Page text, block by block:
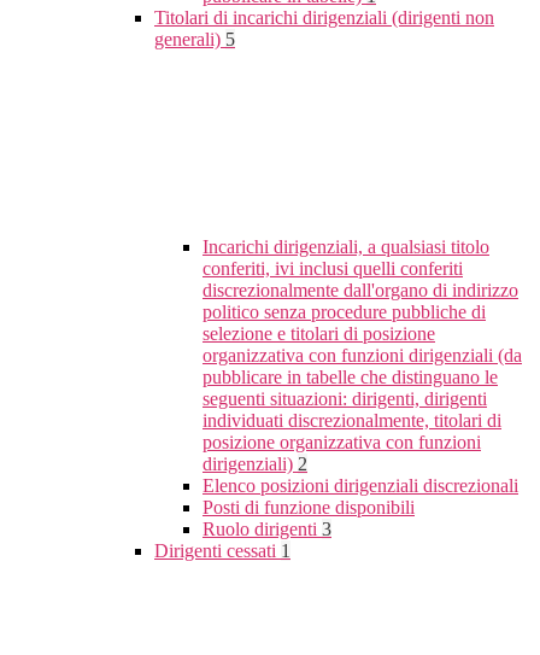
Titolari di incarichi dirigenziali (dirigenti non
generali) 5
Incarichi dirigenziali, a qualsiasi titolo
conferiti, ivi inclusi quelli conferiti
discrezionalmente dall'organo di indirizzo
politico senza procedure pubbliche di
selezione e titolari di posizione
organizzativa con funzioni dirigenziali (da
pubblicare in tabelle che distinguano le
seguenti situazioni: dirigenti, dirigenti
individuati discrezionalmente, titolari di
posizione organizzativa con funzioni
dirigenziali) 2
Elenco posizioni dirigenziali discrezionali
Posti di funzione disponibili
Ruolo dirigenti 3
Dirigenti cessati 1